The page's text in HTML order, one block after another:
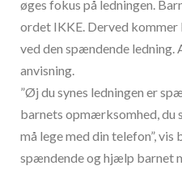
øges fokus på ledningen.
ordet IKKE. Derved
ved den spændende ledning.
anvisning.
”Øj du synes ledningen er
barnets opmærksomhed, du
må lege med din telefon”,
spændende og hjælp barnet